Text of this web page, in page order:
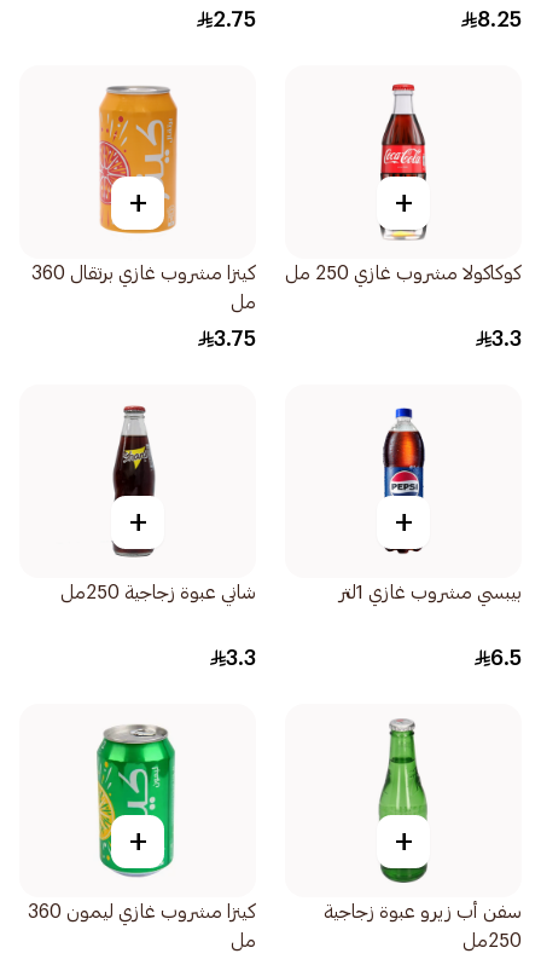
8.25
2.75
+
كوكاكولا مشروب غازي 250 مل
3.3
+
كينزا مشروب غازي برتقال 360
مل
3.75
+
بيبسي مشروب غازي 1لتر
6.5
+
شاني عبوة زجاجية 250مل
3.3
+
سفن أب زيرو عبوة زجاجية
250مل
+
كينزا مشروب غازي ليمون 360
مل